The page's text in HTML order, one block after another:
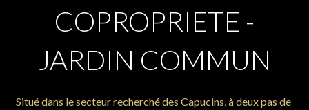
COPROPRIETE -
JARDIN COMMUN
Situé dans le secteur recherché des Capucins, à deux pas de